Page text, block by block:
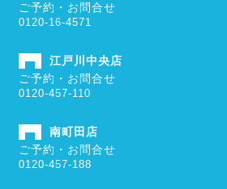
ご予約・お問合せ
0120-16-4571
江戸川中央店
ご予約・お問合せ
0120-457-110
南町田店
ご予約・お問合せ
0120-457-188